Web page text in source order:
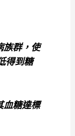
族群，使
得到糖
血糖達標